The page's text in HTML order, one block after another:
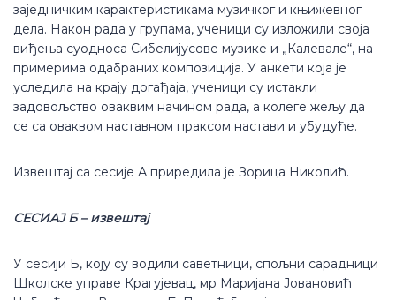
заједничким карактеристикама музичког и књижевног
дела. Након рада у групама, ученици су изложили своја
виђења суодноса Сибелијусове музике и „Калевале“, на
примерима одабраних композиција. У анкети која је
уследила на крају догађаја, ученици су истакли
задовољство оваквим начином рада, а колеге жељу да
се са оваквом наставном праксом настави и убудуће.
Извештај са сесије А приредила је Зорица Николић.
СЕСИАЈ Б – извештај
У сесији Б, коју су водили саветници, спољни сарадници
Школске управе Крагујевац, мр Маријана Јовановић